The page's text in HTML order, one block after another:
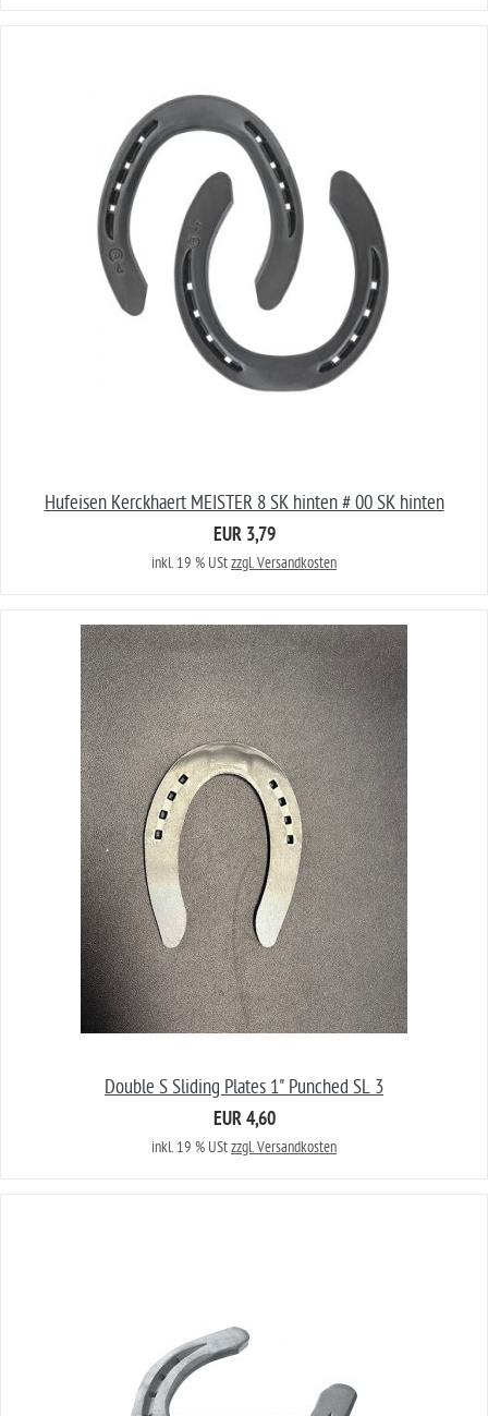
Hufeisen Kerckhaert MEISTER 8 SK hinten # 00 SK hinten
EUR 3,79
inkl. 19 % UStzzgl. Versandkosten
Double S Sliding Plates 1" Punched SL 3
EUR 4,60
inkl. 19 % UStzzgl. Versandkosten